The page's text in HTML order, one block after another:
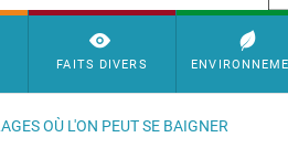
FAITS DIVERS
OÙ L'ON PEUT SE BAIGNER